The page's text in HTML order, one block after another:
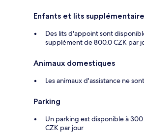
Enfants et lits
Des lits d'appoint sont
supplément de 800.0 CZK par
Animaux domestiques
Les animaux d'assistance ne
Parking
Un parking est disponible à
CZK par jour